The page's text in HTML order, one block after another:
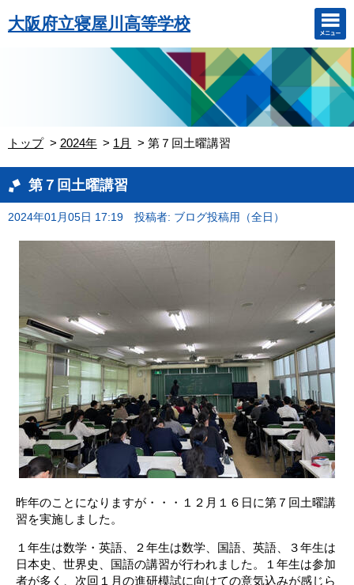
大阪府立寝屋川高等学校
トップ 2024年 1月 第７回土曜講習
第７回土曜講習
2024年01月05日 17:19 投稿者: ブログ投稿用（全日）
昨年のことになりますが・・・ １２月１６ 日に第７回土曜講
習を実施しました。
１年生は数学・英語、２年生は数学、国語、英語、３年生は
日本史、世界史、国語の講習が行われました。１年生は参加
者が多く、次回１月の進研模試に向けての意気込みが感じら